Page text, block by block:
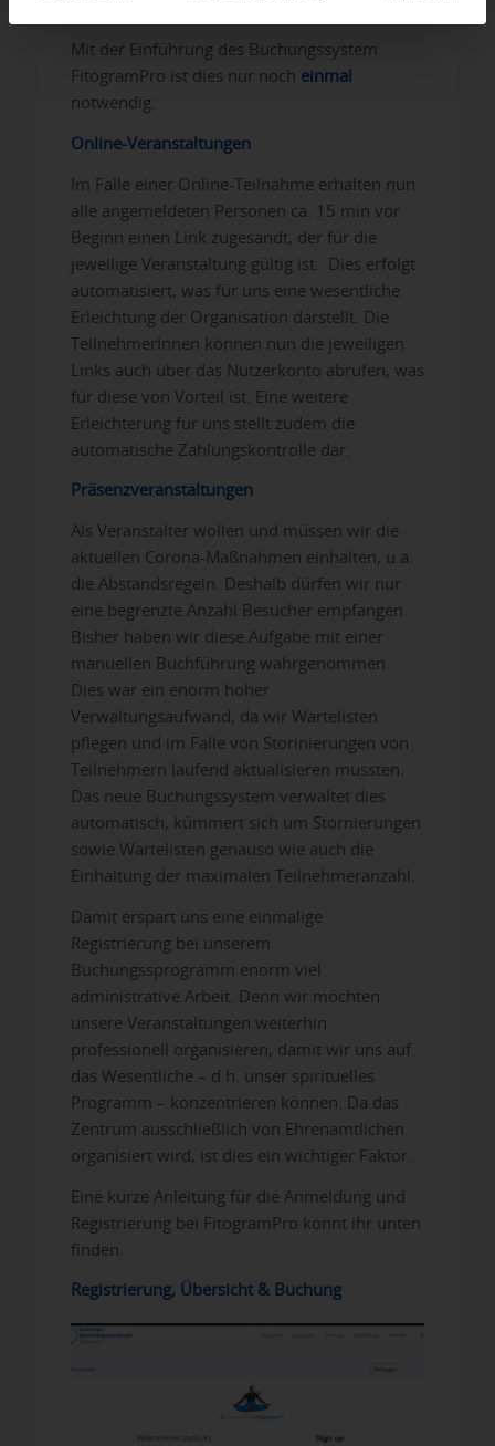
Mit der Einführung des Buchungssystem
FitogramPro ist dies nur noch einmal
notwendig.
Online-Veranstaltungen
Im Falle einer Online-Teilnahme erhalten nun
alle angemeldeten Personen ca. 15 min vor
Beginn einen Link zugesandt, der für die
jeweilige Veranstaltung gültig ist. Dies erfolgt
automatisiert, was für uns eine wesentliche
Erleichtung der Organisation darstellt. Die
TeilnehmerInnen können nun die jeweiligen
Links auch über das Nutzerkonto abrufen, was
für diese von Vorteil ist. Eine weitere
Erleichterung für uns stellt zudem die
automatische Zahlungskontrolle dar.
Präsenzveranstaltungen
Als Veranstalter wollen und müssen wir die
aktuellen Corona-Maßnahmen einhalten, u.a.
die Abstandsregeln. Deshalb dürfen wir nur
eine begrenzte Anzahl Besucher empfangen.
Bisher haben wir diese Aufgabe mit einer
manuellen Buchführung wahrgenommen.
Dies war ein enorm hoher
Verwaltungsaufwand, da wir Wartelisten
pflegen und im Falle von Storinierungen von
Teilnehmern laufend aktualisieren mussten.
Das neue Buchungssystem verwaltet dies
automatisch, kümmert sich um Stornierungen
sowie Wartelisten genauso wie auch die
Einhaltung der maximalen Teilnehmeranzahl.
Damit erspart uns eine einmalige
Registrierung bei unserem
Buchungssprogramm enorm viel
administrative Arbeit. Denn wir möchten
unsere Veranstaltungen weiterhin
professionell organisieren, damit wir uns auf
das Wesentliche – d.h. unser spirituelles
Programm – konzentrieren können. Da das
Zentrum ausschließlich von Ehrenamtlichen
organisiert wird, ist dies ein wichtiger Faktor.
Eine kurze Anleitung für die Anmeldung und
Registrierung bei FitogramPro könnt ihr unten
finden.
Registrierung, Übersicht & Buchung